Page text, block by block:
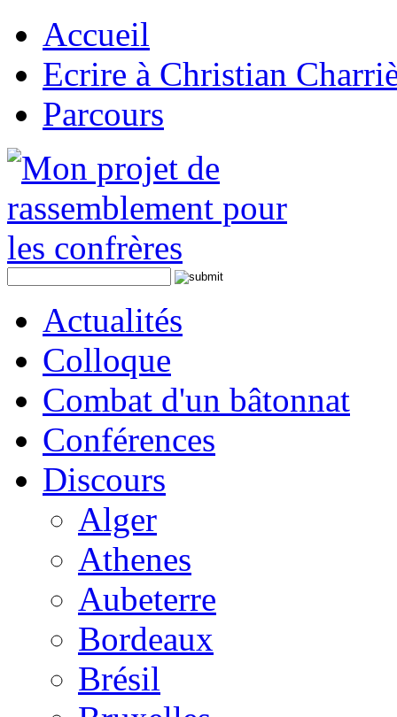
Accueil
Ecrire à Christian
Parcours
Actualités
Colloque
Combat d'un bâtonnat
Conférences
Discours
Alger
Athenes
Aubeterre
Bordeaux
Brésil